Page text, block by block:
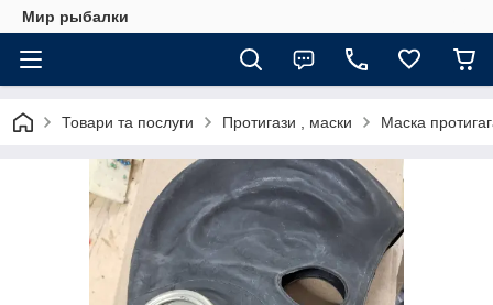
Мир рыбалки
Товари та послуги Протигази , маски Маска